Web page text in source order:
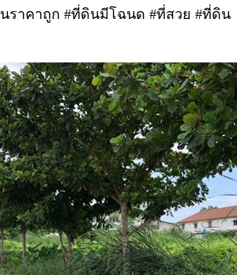
ราคาถูก #ที่ดินมีโฉนด #ที่สวย #ที่ดิน